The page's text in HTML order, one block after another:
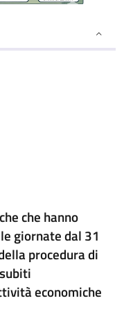
che hanno
giornate dal 31
procedura di
economiche